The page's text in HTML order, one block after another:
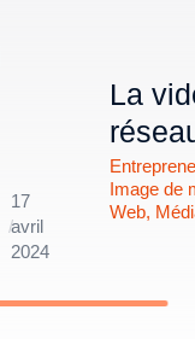
/
17
avril
2024
La
Image de
Web,